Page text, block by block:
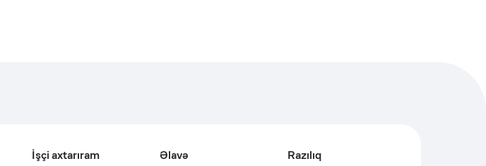
İşçi axtarıram Əlavə Razılıq